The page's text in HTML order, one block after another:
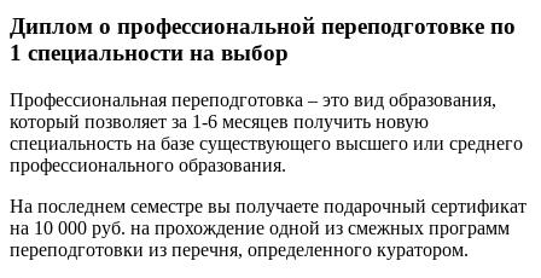
Диплом о профессиональной переподготовке по
1 специальности на выбор
Профессиональная переподготовка – это вид образования,
который позволяет за 1-6 месяцев получить новую
специальность на базе существующего высшего или среднего
профессионального образования.
На последнем семестре вы получаете подарочный сертификат
на 10 000 руб. на прохождение одной из смежных программ
переподготовки из перечня, определенного куратором.